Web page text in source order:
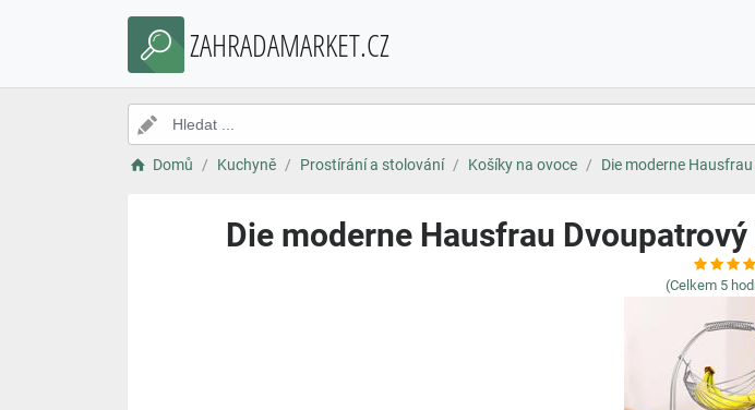
ZAHRADAMARKET.CZ
Domů Kuchyně Prostírání a stolování Košíky na ovoce Die moderne
Die moderne Hausfrau
(Celkem 5